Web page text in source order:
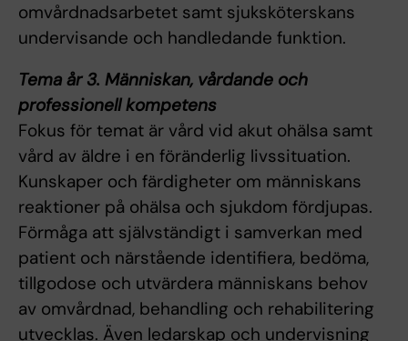
omvårdnadsarbetet samt sjuksköterskans
undervisande och handledande funktion.
Tema år 3. Människan, vårdande och
professionell kompetens
Fokus för temat är vård vid akut ohälsa samt
vård av äldre i en föränderlig livssituation.
Kunskaper och färdigheter om människans
reaktioner på ohälsa och sjukdom fördjupas.
Förmåga att självständigt i samverkan med
patient och närstående identifiera, bedöma,
tillgodose och utvärdera människans behov
av omvårdnad, behandling och rehabilitering
utvecklas. Även ledarskap och undervisning